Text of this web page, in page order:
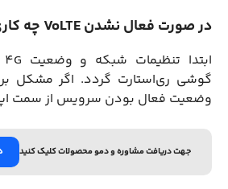
در صورت فعال نشدن VoLTE چه کاری باید انجام داد؟
گوشی ری‌استارت گردد. اگر مشکل
وضعیت فعال بودن سرویس از سمت
جهت دریافت مشاوره و دمو محصولات کلیک کنید